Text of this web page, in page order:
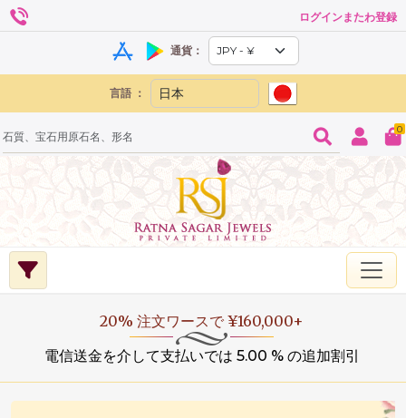
ログインまたわ登録
通貨：
言語 ：
0
20% 注文ワースで ¥160,000+
電信送金を介して支払いでは 5.00 % の追加割引